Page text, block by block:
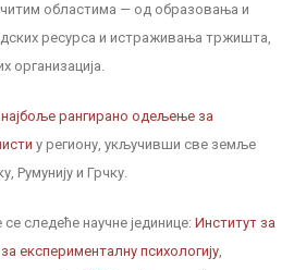
областима — од образовања и
ресурса и истраживања тржишта,
организација.
најбоље рангирано одељење за
у региону, укључивши све земље
Румунију и Грчку.
следеће научне јединице: Институт за
експерименталну психологију,